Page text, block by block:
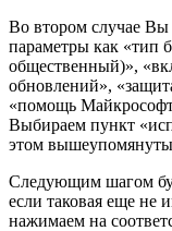
Во втором случае Вы
параметры как «тип
общественный)»,
обновлений»,
«помощь
Выбираем пункт
этом
Следующим шагом
если таковая еще не
нажимаем на